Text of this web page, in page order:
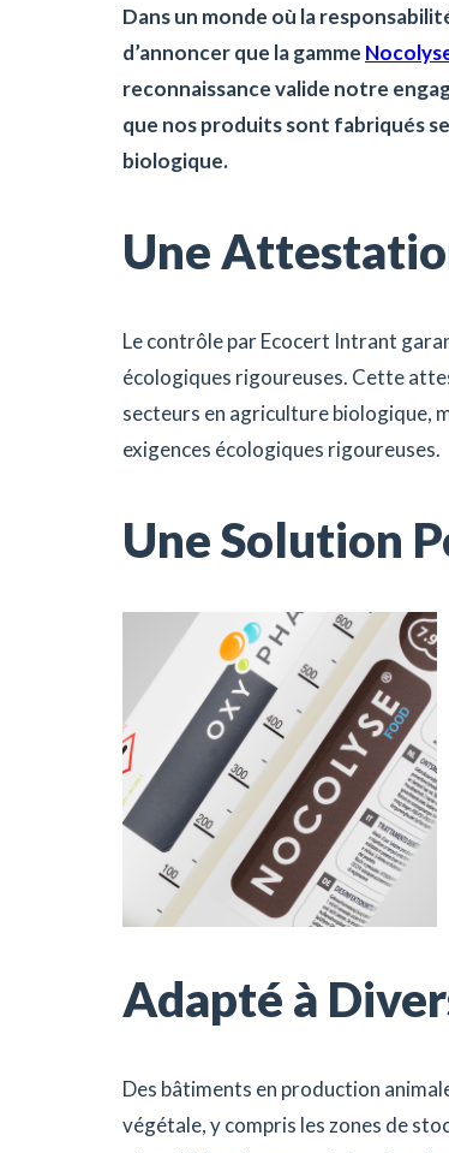
Dans un monde où la
d’annoncer que la gamme
reconnaissance valide notre
que nos produits sont fabriqués
biologique.
Une
Le contrôle par Ecocert Intrant
écologiques rigoureuses. Cette
secteurs en agriculture biologique,
exigences écologiques rigoureuses.
Une Solution
Adapté à
Des bâtiments en production
végétale, y compris les zones de